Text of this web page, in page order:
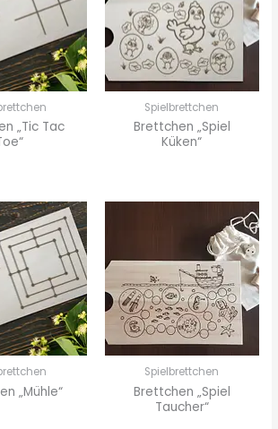
„Tic Tac
Spielbrettchen
Brettchen „Spiel
Küken“
„Mühle“
Spielbrettchen
Brettchen „Spiel
Taucher“